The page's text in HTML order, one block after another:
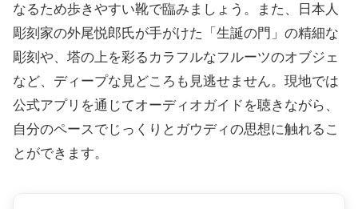
なるため歩きやすい靴で臨みましょう。また、日本人
彫刻家の外尾悦郎氏が手がけた「生誕の門」の精細な
彫刻や、塔の上を彩るカラフルなフルーツのオブジェ
など、ディープな見どころも見逃せません。現地では
公式アプリを通じてオーディオガイドを聴きながら、
自分のペースでじっくりとガウディの思想に触れるこ
とができます。